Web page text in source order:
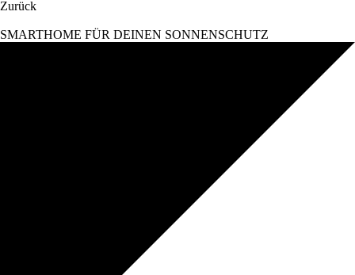
Zurück
SMARTHOME FÜR DEINEN SONNENSCHUTZ